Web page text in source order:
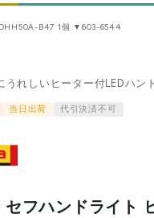
B47 1個 ▼603-6544
うれしいヒーター付LEDハン
当日出荷 代引決済不可
セフハンドライト